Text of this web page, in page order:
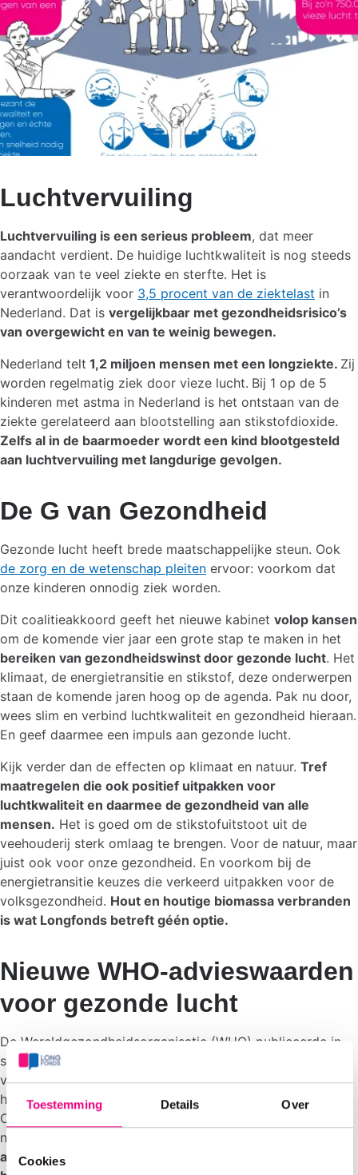
Toestemming Details Over
Cookies
Luchtvervuiling
Luchtvervuiling is een serieus probleem, dat meer
aandacht verdient. De huidige luchtkwaliteit is nog steeds
oorzaak van te veel ziekte en sterfte. Het is
verantwoordelijk voor 3,5 procent van de ziektelast in
Nederland. Dat is vergelijkbaar met gezondheidsrisico’s
van overgewicht en van te weinig bewegen.
Nederland telt 1,2 miljoen mensen met een longziekte. Zij
worden regelmatig ziek door vieze lucht. Bij 1 op de 5
kinderen met astma in Nederland is het ontstaan van de
ziekte gerelateerd aan blootstelling aan stikstofdioxide.
Zelfs al in de baarmoeder wordt een kind blootgesteld
aan luchtvervuiling met langdurige gevolgen.
De G van Gezondheid
Gezonde lucht heeft brede maatschappelijke steun. Ook
de zorg en de wetenschap pleiten ervoor: voorkom dat
onze kinderen onnodig ziek worden.
Dit coalitieakkoord geeft het nieuwe kabinet volop kansen
om de komende vier jaar een grote stap te maken in het
bereiken van gezondheidswinst door gezonde lucht. Het
klimaat, de energietransitie en stikstof, deze onderwerpen
staan de komende jaren hoog op de agenda. Pak nu door,
wees slim en verbind luchtkwaliteit en gezondheid hieraan.
En geef daarmee een impuls aan gezonde lucht.
Kijk verder dan de effecten op klimaat en natuur. Tref
maatregelen die ook positief uitpakken voor
luchtkwaliteit en daarmee de gezondheid van alle
mensen. Het is goed om de stikstofuitstoot uit de
veehouderij sterk omlaag te brengen. Voor de natuur, maar
juist ook voor onze gezondheid. En voorkom bij de
energietransitie keuzes die verkeerd uitpakken voor de
volksgezondheid. Hout en houtige biomassa verbranden
is wat Longfonds betreft géén optie.
Nieuwe WHO-advieswaarden
voor gezonde lucht
De Wereldgezondheidsorganisatie (WHO) publiceerde in
september
voor luchtvervuiling en benadrukte dat ook al bij kleine
hoeveelheden vieze lucht er gezondheidsschade optreedt.
Op dit moment voldoet Nederland bijna nergens aan de
nieuwe WHO-advieswaarden.
ambitieus plan hoe we deze advieswaarden wel gaan